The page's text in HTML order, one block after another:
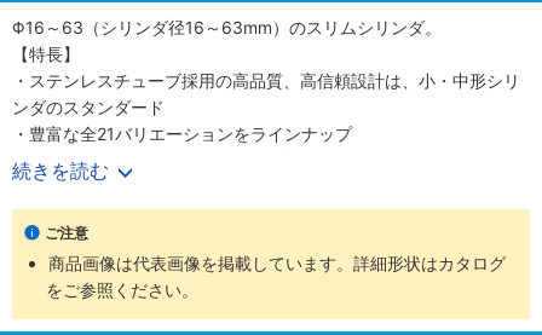
Φ16～63（シリンダ径16～63mm）のスリムシリンダ。
【特長】
・ステンレスチューブ採用の高品質、高信頼設計は、小・中形シリ
ンダのスタンダード
・豊富な全21バリエーションをラインナップ
・700mm/s（Φ50、 63（シリンダ径50、63mm）は500mm/s）
の高速作動に対応
・耐久性のあるピストンパッキンを採用
・センサスイッチの後付けが可能
・高い取付け精度と簡単な取付作業
【用途】
・あらゆる業界の空気圧機器や生産ラインに対応
続きを読む
ご注意
商品画像は代表画像を掲載しています。詳細形状はカタログ
をご参照ください。